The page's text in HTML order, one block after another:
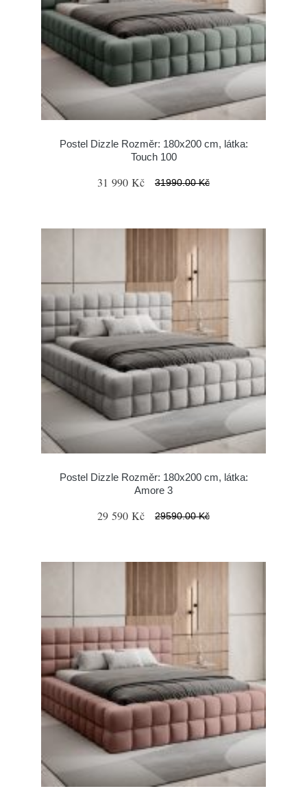
Postel Dizzle Rozměr: 180x200 cm, látka:
Touch 100
31 990 Kč 31990.00 Kč
Postel Dizzle Rozměr: 180x200 cm, látka:
Amore 3
29 590 Kč 29590.00 Kč